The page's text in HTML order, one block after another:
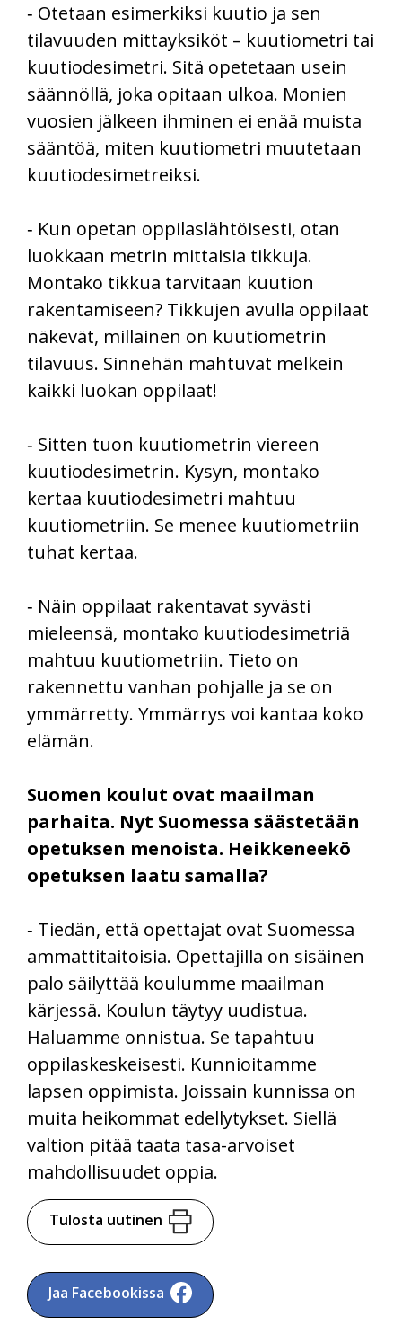
‑ Otetaan esimerkiksi kuutio ja sen
tilavuuden mittayksiköt – kuutiometri tai
kuutiodesimetri. Sitä opetetaan usein
säännöllä, joka opitaan ulkoa. Monien
vuosien jälkeen ihminen ei enää muista
sääntöä, miten kuutiometri muutetaan
kuutiodesimetreiksi.
‑ Kun opetan oppilaslähtöisesti, otan
luokkaan metrin mittaisia tikkuja.
Montako tikkua tarvitaan kuution
rakentamiseen? Tikkujen avulla oppilaat
näkevät, millainen on kuutiometrin
tilavuus. Sinnehän mahtuvat melkein
kaikki luokan oppilaat!
‑ Sitten tuon kuutiometrin viereen
kuutiodesimetrin. Kysyn, montako
kertaa kuutiodesimetri mahtuu
kuutiometriin. Se menee kuutiometriin
tuhat kertaa.
‑ Näin oppilaat rakentavat syvästi
mieleensä, montako kuutiodesimetriä
mahtuu kuutiometriin. Tieto on
rakennettu vanhan pohjalle ja se on
ymmärretty. Ymmärrys voi kantaa koko
elämän.
Suomen koulut ovat maailman
parhaita. Nyt Suomessa säästetään
opetuksen menoista. Heikkeneekö
opetuksen laatu samalla?
‑ Tiedän, että opettajat ovat Suomessa
ammattitaitoisia. Opettajilla on sisäinen
palo säilyttää koulumme maailman
kärjessä. Koulun täytyy uudistua.
Haluamme onnistua. Se tapahtuu
oppilaskeskeisesti. Kunnioitamme
lapsen oppimista. Joissain kunnissa on
muita heikommat edellytykset. Siellä
valtion pitää taata tasa-arvoiset
mahdollisuudet oppia.
Tulosta uutinen
Jaa Facebookissa